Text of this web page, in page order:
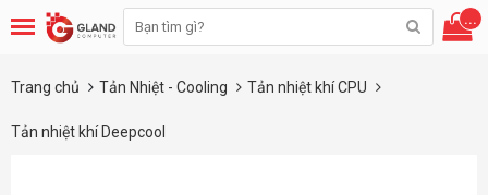
...
Trang chủ Tản Nhiệt - Cooling Tản nhiệt khí CPU
Tản nhiệt khí Deepcool